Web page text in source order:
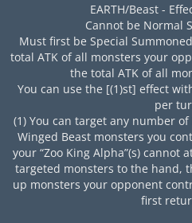
EARTH/Beast -
Cannot be Normal
Must first be Special
total ATK of all monsters your
the total ATK of all
You can use the [(1)st] effect
per
(1) You can target any number
Winged Beast monsters you
your “Zoo King Alpha”(s) cannot
targeted monsters to the hand,
up monsters your opponent
first